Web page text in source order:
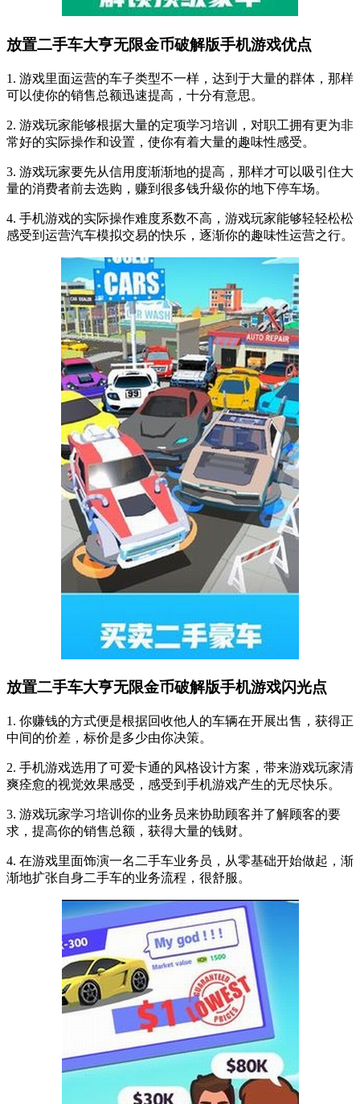
放置二手车大亨无限金币破解版手机游戏优点
1. 游戏里面运营的车子类型不一样，达到于大量的群体，那样
可以使你的销售总额迅速提高，十分有意思。
2. 游戏玩家能够根据大量的定项学习培训，对职工拥有更为非
常好的实际操作和设置，使你有着大量的趣味性感受。
3. 游戏玩家要先从信用度渐渐地的提高，那样才可以吸引住大
量的消费者前去选购，赚到很多钱升級你的地下停车场。
4. 手机游戏的实际操作难度系数不高，游戏玩家能够轻轻松松
感受到运营汽车模拟交易的快乐，逐渐你的趣味性运营之行。
放置二手车大亨无限金币破解版手机游戏闪光点
1. 你赚钱的方式便是根据回收他人的车辆在开展出售，获得正
中间的价差，标价是多少由你决策。
2. 手机游戏选用了可爱卡通的风格设计方案，带来游戏玩家清
爽痊愈的视觉效果感受，感受到手机游戏产生的无尽快乐。
3. 游戏玩家学习培训你的业务员来协助顾客并了解顾客的要
求，提高你的销售总额，获得大量的钱财。
4. 在游戏里面饰演一名二手车业务员，从零基础开始做起，渐
渐地扩张自身二手车的业务流程，很舒服。